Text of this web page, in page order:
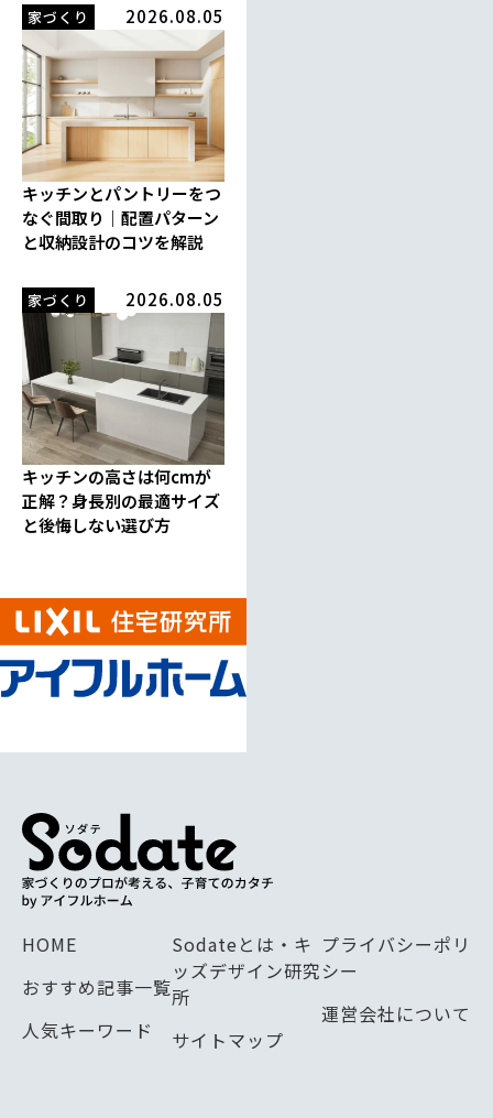
家づくり 2026.08.05
キッチンとパントリーをつ
なぐ間取り｜配置パターン
と収納設計のコツを解説
家づくり 2026.08.05
キッチンの高さは何cmが
正解？身長別の最適サイズ
と後悔しない選び方
HOME
おすすめ記事一覧
人気キーワード
Sodateとは・キ
ッズデザイン研究
所
サイトマップ
プライバシーポリ
シー
運営会社について